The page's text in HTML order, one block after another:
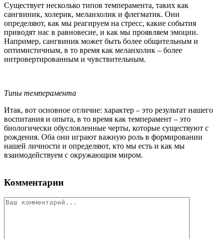
Существует несколько типов темперамента, таких как
сангвиник, холерик, меланхолик и флегматик. Они
определяют, как мы реагируем на стресс, какие события
приводят нас в равновесие, и как мы проявляем эмоции.
Например, сангвиник может быть более общительным и
оптимистичным, в то время как меланхолик – более
интровертированным и чувствительным.
Типы темперамента
Итак, вот основное отличие: характер – это результат нашего
воспитания и опыта, в то время как темперамент – это
биологически обусловленные черты, которые существуют с
рождения. Оба они играют важную роль в формировании
нашей личности и определяют, кто мы есть и как мы
взаимодействуем с окружающим миром.
Комментарии